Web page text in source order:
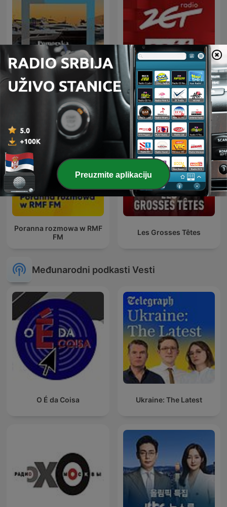
Pomorska večer Gość Radia ZET
Poranna rozmowa w RMF
FM
Les Grosses Têtes
Međunarodni podkasti Vesti
O É da Coisa Ukraine: The Latest
Preuzmite aplikaciju